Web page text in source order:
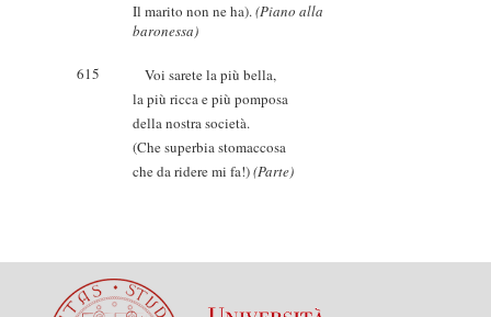
Il marito non ne ha).(Piano alla
baronessa)
615
Voi sarete la più bella,
la più ricca e più pomposa
della nostra società.
(Che superbia stomaccosa
che da ridere mi fa!)(Parte)